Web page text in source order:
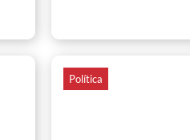
Política